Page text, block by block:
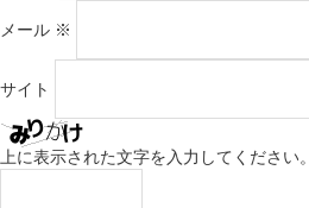
メール ※
サイト
上に表示された文字を入力してください。